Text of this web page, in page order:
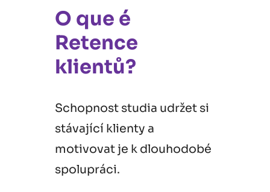
O que é
Retence
klientů?
Schopnost studia udržet si
stávající klienty a
motivovat je k dlouhodobé
spolupráci.